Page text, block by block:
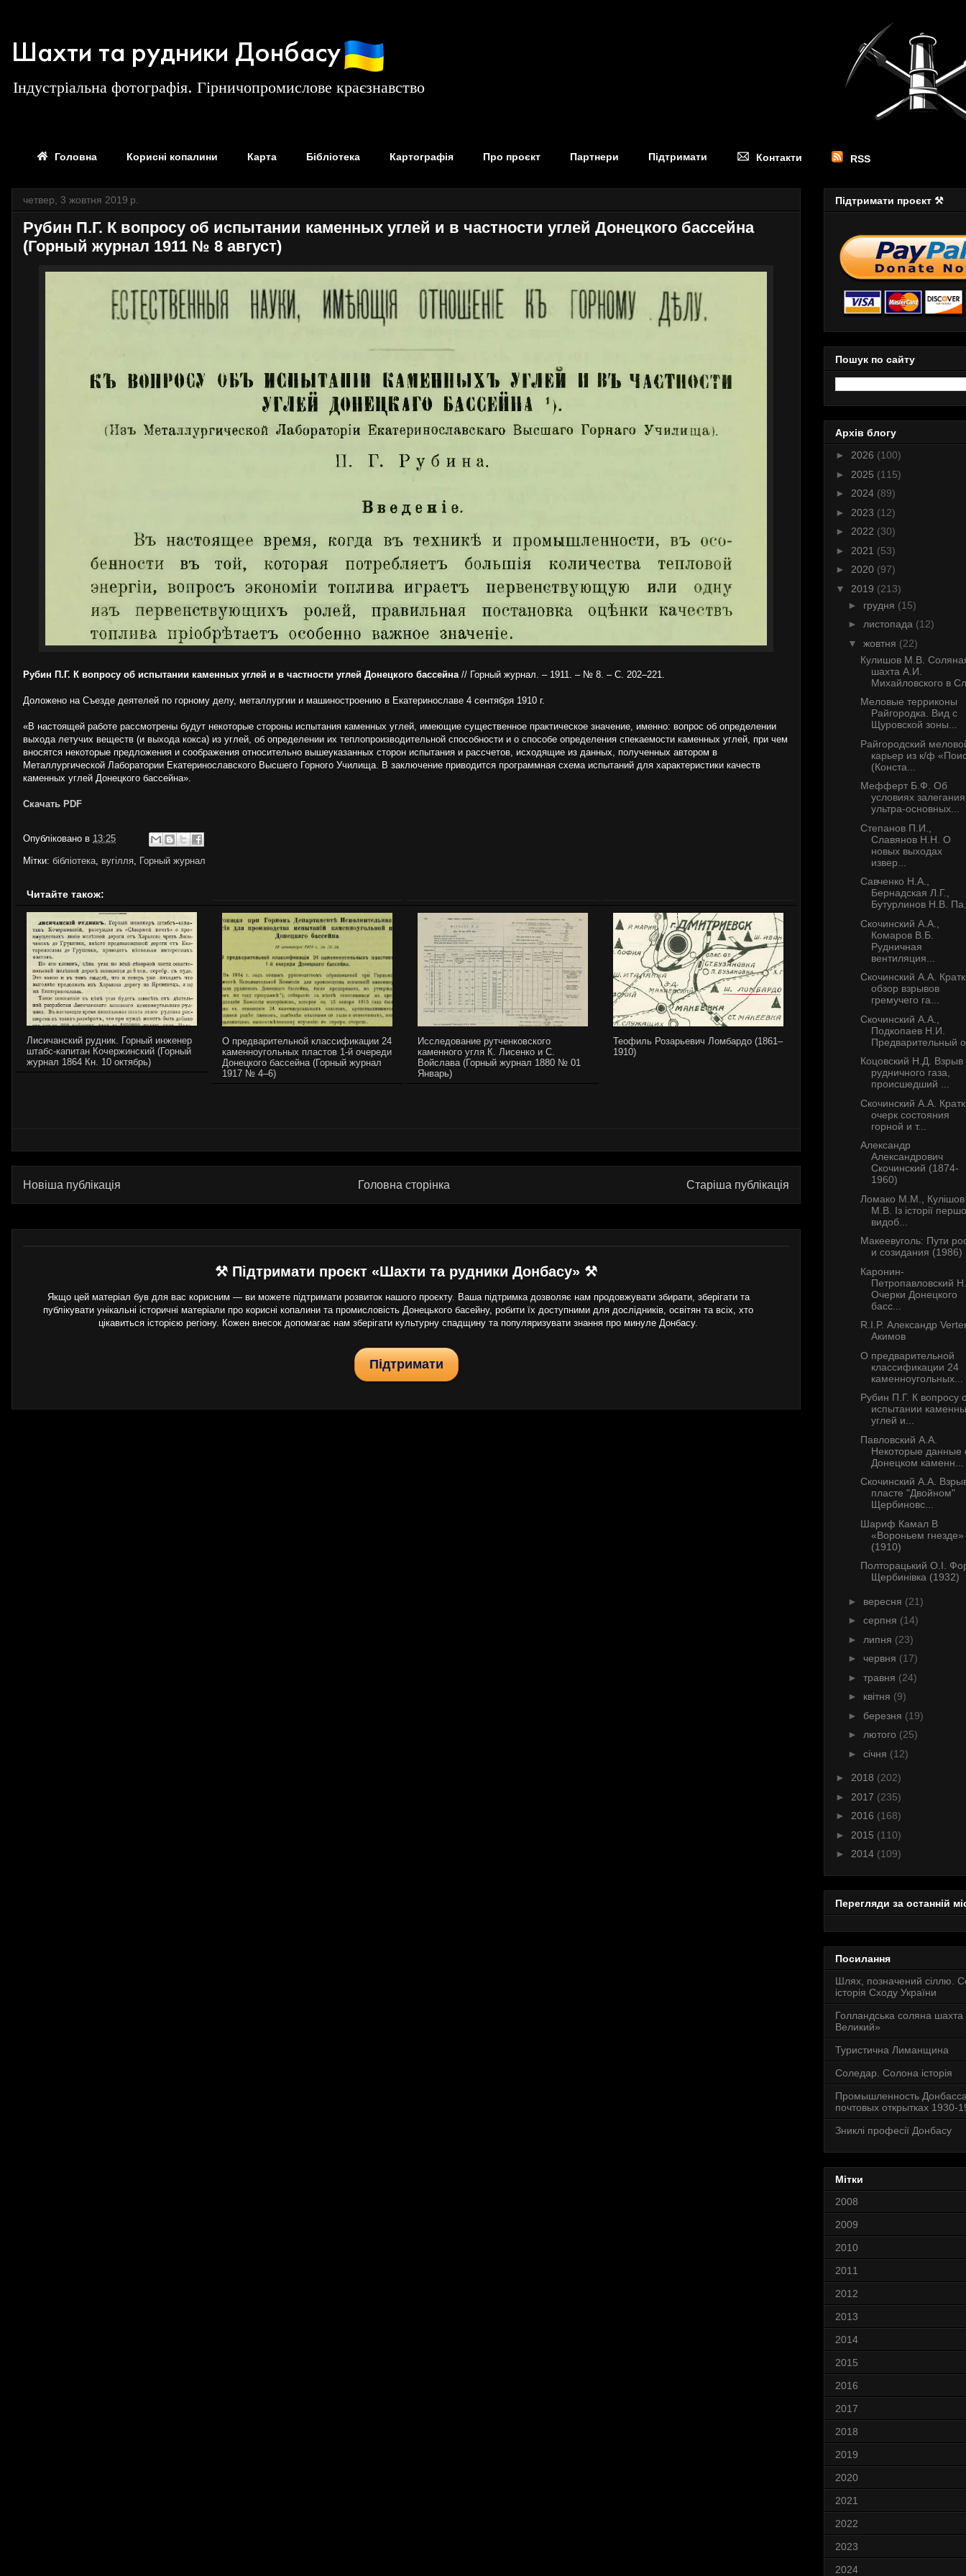
Шахти та рудники Донбасу
Індустріальна фотографія. Гірничопромислове краєзнавство
Головна Корисні копалини Карта Бібліотека Картографія Про проєкт Партнери Підтримати Контакти RSS
четвер, 3 жовтня 2019 р.
Рубин П.Г. К вопросу об испытании каменных углей и в частности углей Донецкого бассейна
(Горный журнал 1911 № 8 август)
Рубин П.Г. К вопросу об испытании каменных углей и в частности углей Донецкого бассейна// Горный журнал. – 1911. – № 8. – С. 202–221.
Доложено на Съезде деятелей по горному делу, металлургии и машиностроению в Екатеринославе 4 сентября 1910 г.
«В настоящей работе рассмотрены будут некоторые стороны испытания каменных углей, ​имеющие​ существенное практическое значение, именно: вопрос об определении
выхода летучих веществ (и выхода кокса) из углей, об определении их ​теплопроизводительной​ способности и о способе определения спекаемости каменных углей, при чем
вносятся некоторые предложения и соображения относительно вышеуказанных сторон испытания и ​рассчетов​, ​исходящие​ из данных, полученных автором в
Металлургической Лаборатории Екатеринославского Высшего Горного Училища. В заключение приводится программная схема испытаний для характеристики качеств
каменных углей Донецкого бассейна».
Скачать PDF
Опубліковано в 13:25
Мітки: бібліотека, вугілля, Горный журнал
Читайте також:
Лисичанский рудник. Горный инженер
штабс-капитан Кочержинский (Горный
журнал 1864 Кн. 10 октябрь)
О предварительной классификации 24
каменноугольных пластов 1-й очереди
Донецкого бассейна (Горный журнал
1917 № 4–6)
Исследование рутченковского
каменного угля К. Лисенко и С.
Войслава (Горный журнал 1880 № 01
Январь)
Теофиль Розарьевич Ломбардо (1861–
1910)
Новіша публікація Старіша публікація
Головна сторінка
⚒ Підтримати проєкт «Шахти та рудники Донбасу» ⚒
Якщо цей матеріал був для вас корисним — ви можете підтримати розвиток нашого проєкту. Ваша підтримка дозволяє нам продовжувати збирати, зберігати та
публікувати унікальні історичні матеріали про корисні копалини та промисловість Донецького басейну, робити їх доступними для дослідників, освітян та всіх, хто
цікавиться історією регіону. Кожен внесок допомагає нам зберігати культурну спадщину та популяризувати знання про минуле Донбасу.
Підтримати
Підтримати проєкт ⚒
Пошук по сайту
Архів блогу
► 2026 (100)
► 2025 (115)
► 2024 (89)
► 2023 (12)
► 2022 (30)
► 2021 (53)
► 2020 (97)
▼ 2019 (213)
► грудня (15)
► листопада (12)
▼ жовтня (22)
Кулишов М.В.
шахта А.И.
Михайловского в
Меловые терриконы
Райгородка. Вид с
Щуровской зоны...
Райгородский
карьер из к/ф
(Конста...
Мефферт Б.Ф. Об
условиях залегания
ультра-основных...
Степанов П.И.,
Славянов Н.Н. О
новых выходах
извер...
Савченко Н.А.,
Бернадская Л.Г.,
Бутурлинов Н.В.
Скочинский А.А.,
Комаров В.Б.
Рудничная
вентиляция...
Скочинский А.А.
обзор взрывов
гремучего га...
Скочинский А.А.,
Подкопаев Н.И.
Предварительный
Коцовский Н.Д. Взрыв
рудничного газа,
происшедший ...
Скочинский А.А.
очерк состояния
горной и т...
Александр
Александрович
Скочинский (1874-
1960)
Ломако М.М., Кулiшов
М.В. Із історії
видоб...
Макеевуголь: Пути
и созидания (1986)
Каронин-
Петропавловский
Очерки Донецкого
басс...
R.I.P. Александр
Акимов
О предварительной
классификации 24
каменноугольных...
Рубин П.Г. К вопросу
испытании
углей и...
Павловский А.А.
Некоторые данные
Донецком каменн...
Скочинский А.А.
пласте "Двойном"
Щербиновс...
Шариф Камал В
«Вороньем гнезде»
(1910)
Полторацький О.І.
Щербинівка (1932)
► вересня (21)
► серпня (14)
► липня (23)
► червня (17)
► травня (24)
► квітня (9)
► березня (19)
► лютого (25)
► січня (12)
► 2018 (202)
► 2017 (235)
► 2016 (168)
► 2015 (110)
► 2014 (109)
Перегляди за останній
Посилання
Шлях, позначений сіллю.
історія Сходу України
Голландська соляна
Великий»
Туристична Лиманщина
Соледар. Солона історія
Промышленность
почтовых открытках 1930-
Зниклі професії Донбасу
Мітки
2008
2009
2010
2011
2012
2013
2014
2015
2016
2017
2018
2019
2020
2021
2022
2023
2024